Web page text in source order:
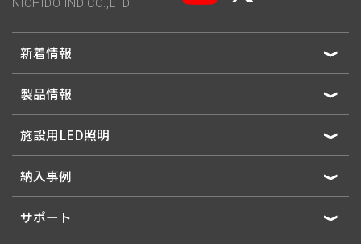
NICHIDO IND.CO.,LTD.
新着情報
製品情報
施設用LED照明
納入事例
サポート